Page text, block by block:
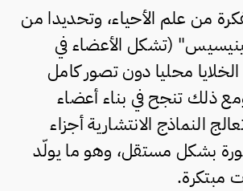
من علم الأحياء، وتحديدا من
(تشكل الأعضاء في
محليا دون تصور كامل
ذلك تنجح في بناء أعضاء
النماذج الانتشارية أجزاء
بشكل مستقل، وهو ما يولّد
مبتكرة.